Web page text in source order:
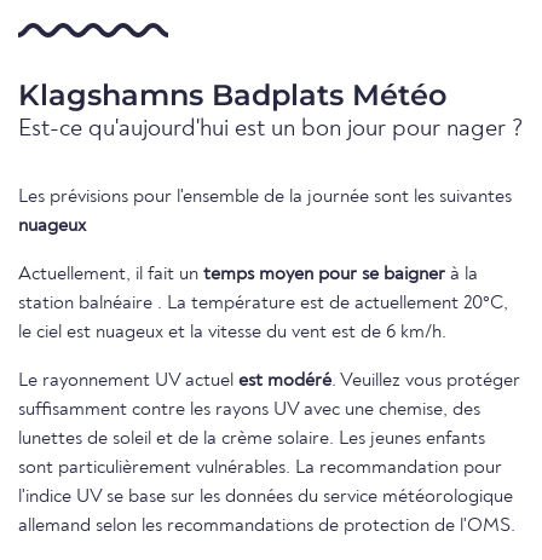
Klagshamns Badplats Météo
Est-ce qu'aujourd'hui est un bon jour pour nager ?
Les prévisions pour l'ensemble de la journée sont les suivantes
nuageux
Actuellement, il fait un temps moyen pour se baigner à la
station balnéaire . La température est de actuellement 20°C,
le ciel est nuageux et la vitesse du vent est de 6 km/h.
Le rayonnement UV actuel est modéré. Veuillez vous protéger
suffisamment contre les rayons UV avec une chemise, des
lunettes de soleil et de la crème solaire. Les jeunes enfants
sont particulièrement vulnérables. La recommandation pour
l'indice UV se base sur les données du service météorologique
allemand selon les recommandations de protection de l'OMS.